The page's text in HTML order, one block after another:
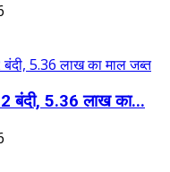
बंदी, 5.36 लाख का...